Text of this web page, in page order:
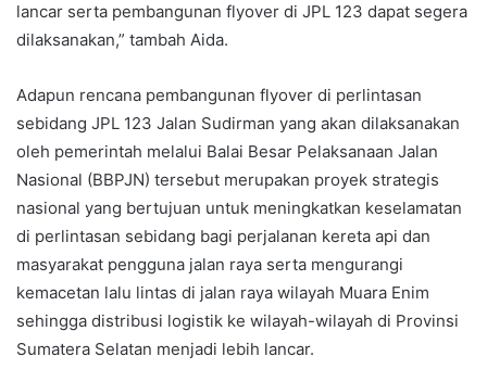
lancar serta pembangunan flyover di JPL 123 dapat segera
dilaksanakan,” tambah Aida.
Adapun rencana pembangunan flyover di perlintasan
sebidang JPL 123 Jalan Sudirman yang akan dilaksanakan
oleh pemerintah melalui Balai Besar Pelaksanaan Jalan
Nasional (BBPJN) tersebut merupakan proyek strategis
nasional yang bertujuan untuk meningkatkan keselamatan
di perlintasan sebidang bagi perjalanan kereta api dan
masyarakat pengguna jalan raya serta mengurangi
kemacetan lalu lintas di jalan raya wilayah Muara Enim
sehingga distribusi logistik ke wilayah-wilayah di Provinsi
Sumatera Selatan menjadi lebih lancar.